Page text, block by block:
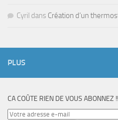
Cyril dans Création d’un
PLUS
CA COÛTE RIEN DE VOUS ABONNEZ
Votre